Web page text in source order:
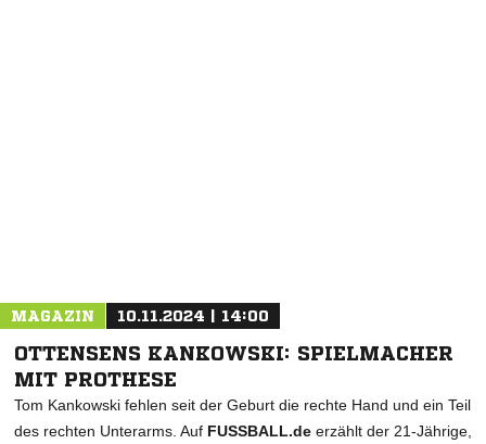
MAGAZIN 10.11.2024 | 14:00
OTTENSENS KANKOWSKI: SPIELMACHER
MIT PROTHESE
Tom Kankowski fehlen seit der Geburt die rechte Hand und ein Teil
des rechten Unterarms. Auf FUSSBALL.de erzählt der 21-Jährige,